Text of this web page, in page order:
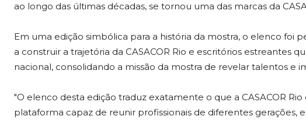
ao longo das últimas décadas, se tornou uma das marcas da
Em uma edição simbólica para a história da mostra, o elenco foi
a construir a trajetória da CASACOR Rio e escritórios estreantes
nacional, consolidando a missão da mostra de revelar talentos e
"O elenco desta edição traduz exatamente o que a CASACOR
plataforma capaz de reunir profissionais de diferentes gerações,